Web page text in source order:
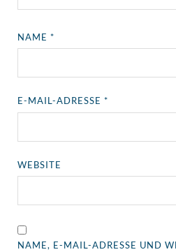
NAME*
E-MAIL-ADRESSE*
WEBSITE
NAME, E-MAIL-ADRESSE UND